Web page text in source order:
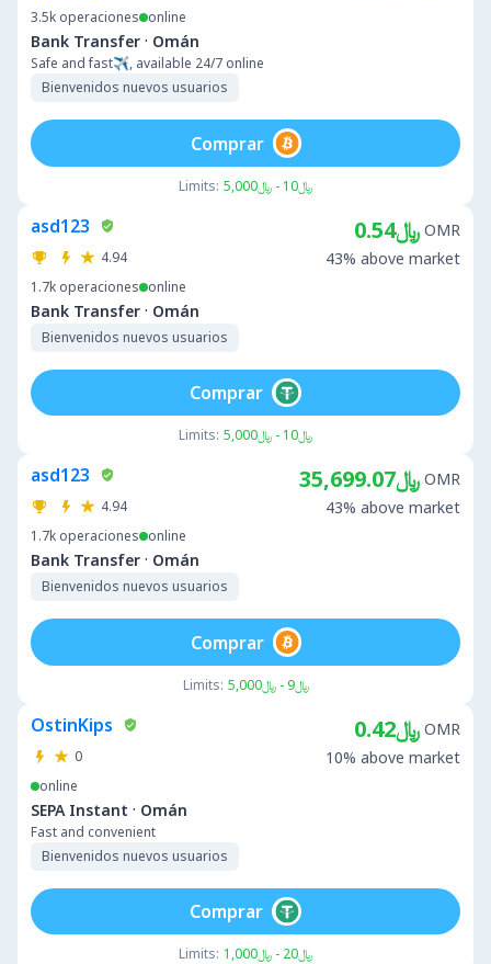
3.5k operaciones online
Bank Transfer · Omán
Safe and fast✈️, available 24/7 online
Bienvenidos nuevos usuarios
Limits: ﷼10 - ﷼5,000
Comprar
asd123
4.94
1.7k operaciones online
Bank Transfer · Omán
Bienvenidos nuevos usuarios
﷼0.54 OMR
43% above market
Limits: ﷼10 - ﷼5,000
Comprar
asd123
4.94
1.7k operaciones online
Bank Transfer · Omán
Bienvenidos nuevos usuarios
﷼35,699.07 OMR
43% above market
Limits: ﷼9 - ﷼5,000
Comprar
OstinKips
0
online
SEPA Instant · Omán
Fast and convenient
Bienvenidos nuevos usuarios
﷼0.42 OMR
10% above market
Limits: ﷼20 - ﷼1,000
Comprar